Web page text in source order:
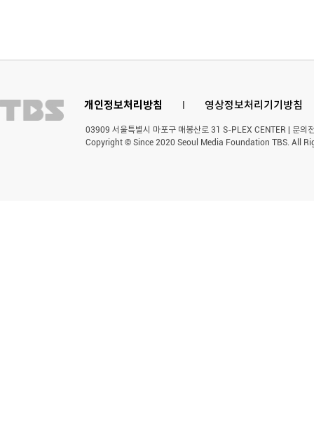
개인정보처리방침 l 영상정보처리기기방침
03909 서울특별시 마포구 매봉산로 31 S-PLEX CENTER | 문
Copyright © Since 2020 Seoul Media Foundation TBS. All